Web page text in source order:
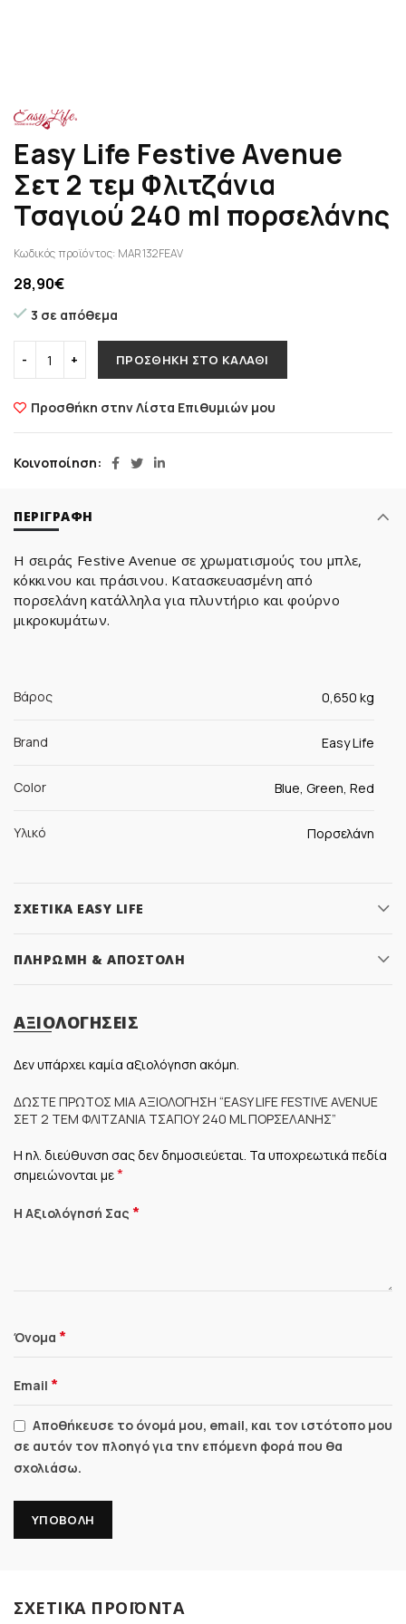
Easy Life Festive Avenue
Σετ 2 τεμ Φλιτζάνια
Τσαγιού 240 ml πορσελάνης
Κωδικός προϊόντος: MAR132FEAV
28,90€
3 σε απόθεμα
ΠΡΟΣΘΉΚΗ ΣΤΟ ΚΑΛΆΘΙ
Προσθήκη στην Λίστα Επιθυμιών μου
Κοινοποίηση
ΠΕΡΙΓΡΑΦΉ
Η σειράς Festive Avenue σε χρωματισμούς του μπλε,
κόκκινου και πράσινου. Κατασκευασμένη από
πορσελάνη κατάλληλα για πλυντήριο και φούρνο
μικροκυμάτων.
Βάρος 0,650 kg
Brand Easy Life
Color Blue, Green, Red
Υλικό Πορσελάνη
ΣΧΕΤΙΚΆ EASY LIFE
ΠΛΗΡΩΜΉ & ΑΠΟΣΤΟΛΉ
ΑΞΙΟΛΟΓΉΣΕΙΣ
Δεν υπάρχει καμία αξιολόγηση ακόμη.
ΔΏΣΤΕ ΠΡΏΤΟΣ ΜΊΑ ΑΞΙΟΛΌΓΗΣΗ “EASY LIFE FESTIVE AVENUE
ΣΕΤ 2 ΤΕΜ ΦΛΙΤΖΆΝΙΑ ΤΣΑΓΙΟΎ 240 ML ΠΟΡΣΕΛΆΝΗΣ”
Η ηλ. διεύθυνση σας δεν δημοσιεύεται. Τα υποχρεωτικά πεδία
σημειώνονται με*
Η Αξιολόγησή Σας *
Όνομα *
Email *
Αποθήκευσε το όνομά μου, email, και τον ιστότοπο μου
σε αυτόν τον πλοηγό για την επόμενη φορά που θα
σχολιάσω.
ΣΧΕΤΙΚΆ ΠΡΟΪΌΝΤΑ